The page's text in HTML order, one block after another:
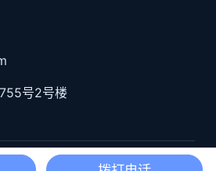
号2号楼
号； 沪ICP备17022330号-3